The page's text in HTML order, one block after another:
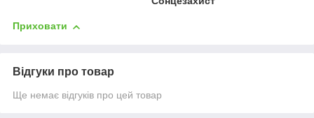
Приховати
Відгуки про товар
Ще немає відгуків про цей товар